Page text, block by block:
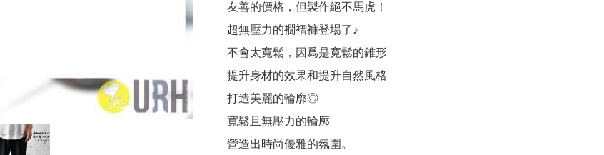
友善的價格，但製作絕不馬虎！
超無壓力的襉褶褲登場了♪
不會太寬鬆，因爲是寬鬆的錐形
提升身材的效果和提升自然風格
打造美麗的輪廓◎
寬鬆且無壓力的輪廓
營造出時尚優雅的氛圍。